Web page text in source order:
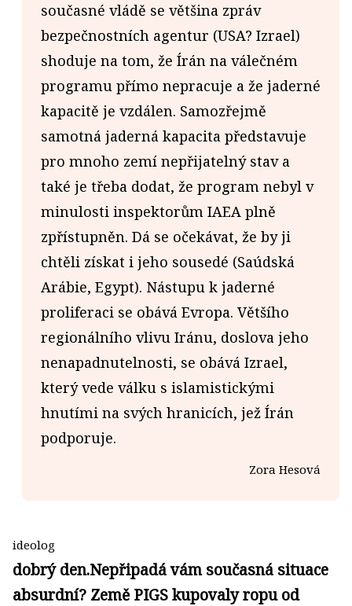
současné vládě se většina zpráv
bezpečnostních agentur (USA? Izrael)
shoduje na tom, že Írán na válečném
programu přímo nepracuje a že jaderné
kapacitě je vzdálen. Samozřejmě
samotná jaderná kapacita představuje
pro mnoho zemí nepřijatelný stav a
také je třeba dodat, že program nebyl v
minulosti inspektorům IAEA plně
zpřístupněn. Dá se očekávat, že by ji
chtěli získat i jeho sousedé (Saúdská
Arábie, Egypt). Nástupu k jaderné
proliferaci se obává Evropa. Většího
regionálního vlivu Iránu, doslova jeho
nenapadnutelnosti, se obává Izrael,
který vede válku s islamistickými
hnutími na svých hranicích, jež Írán
podporuje.
Zora Hesová
ideolog
dobrý den.Nepřipadá vám současná situace
absurdní? Země PIGS kupovaly ropu od